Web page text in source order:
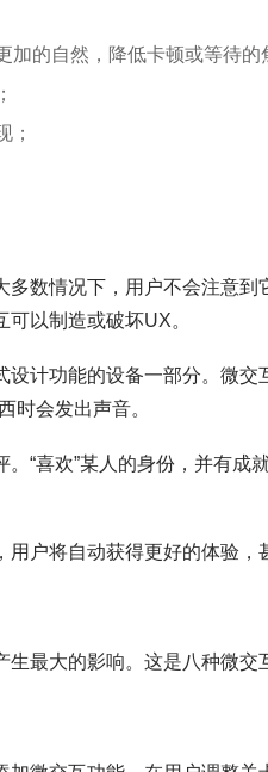
加的自然，降低卡顿或等待的
；
数情况下，用户不会注意到
以制造或破坏UX。
计功能的设备一部分。微交
时会发出声音。
“喜欢”某人的身份，并有成
户将自动获得更好的体验，
最大的影响。这是八种微交